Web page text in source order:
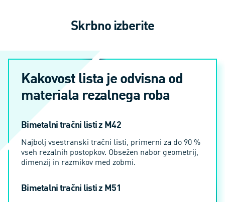
Skrbno izberite
Kakovost lista je odvisna od
materiala rezalnega roba
Bimetalni tračni listi z M42
Najbolj vsestranski tračni listi, primerni za do 90 %
vseh rezalnih postopkov. Obsežen nabor geometrij,
dimenzij in razmikov med zobmi.
Bimetalni tračni listi z M51